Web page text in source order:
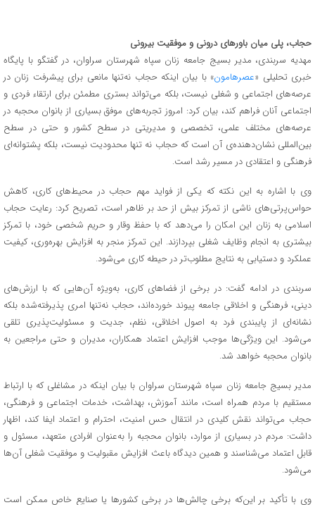
حجاب، پلی میان باورهای درونی و موفقیت بیرونی
مهدیه سربندی، مدیر بسیج جامعه زنان سپاه شهرستان سراوان، در گفتگو با پایگاه
خبری تحلیلی «عصرهامون» با بیان اینکه حجاب نه‌تنها مانعی برای پیشرفت زنان در
عرصه‌های اجتماعی و شغلی نیست، بلکه می‌تواند بستری مطمئن برای ارتقاء فردی و
اجتماعی آنان فراهم کند، بیان کرد: امروز تجربه‌های موفق بسیاری از بانوان محجبه در
عرصه‌های مختلف علمی، تخصصی و مدیریتی در سطح کشور و حتی در سطح
بین‌المللی نشان‌دهنده‌ی آن است که حجاب نه تنها محدودیت نیست، بلکه پشتوانه‌ای
فرهنگی و اعتقادی در مسیر رشد است.
وی با اشاره به این نکته که یکی از فواید مهم حجاب در محیط‌های کاری، کاهش
حواس‌پرتی‌های ناشی از تمرکز بیش از حد بر ظاهر است، تصریح کرد: رعایت حجاب
اسلامی به زنان این امکان را می‌دهد که با حفظ وقار و حریم شخصی خود، با تمرکز
بیشتری به انجام وظایف شغلی بپردازند. این تمرکز منجر به افزایش بهره‌وری، کیفیت
عملکرد و دستیابی به نتایج مطلوب‌تر در حیطه کاری می‌شود.
سربندی در ادامه گفت: در برخی از فضاهای کاری، به‌ویژه آن‌هایی که با ارزش‌های
دینی، فرهنگی و اخلاقی جامعه پیوند خورده‌اند، حجاب نه‌تنها امری پذیرفته‌شده بلکه
نشانه‌ای از پایبندی فرد به اصول اخلاقی، نظم، جدیت و مسئولیت‌پذیری تلقی
می‌شود. این ویژگی‌ها موجب افزایش اعتماد همکاران، مدیران و حتی مراجعین به
بانوان محجبه خواهد شد.
مدیر بسیج جامعه زنان سپاه شهرستان سراوان با بیان اینکه در مشاغلی که با ارتباط
مستقیم با مردم همراه است، مانند آموزش، بهداشت، خدمات اجتماعی و فرهنگی،
حجاب می‌تواند نقش کلیدی در انتقال حس امنیت، احترام و اعتماد ایفا کند، اظهار
داشت: مردم در بسیاری از موارد، بانوان محجبه را به‌عنوان افرادی متعهد، مسئول و
قابل اعتماد می‌شناسند و همین دیدگاه باعث افزایش مقبولیت و موفقیت شغلی آن‌ها
می‌شود.
وی با تأکید بر این‌که برخی چالش‌ها در برخی کشورها یا صنایع خاص ممکن است